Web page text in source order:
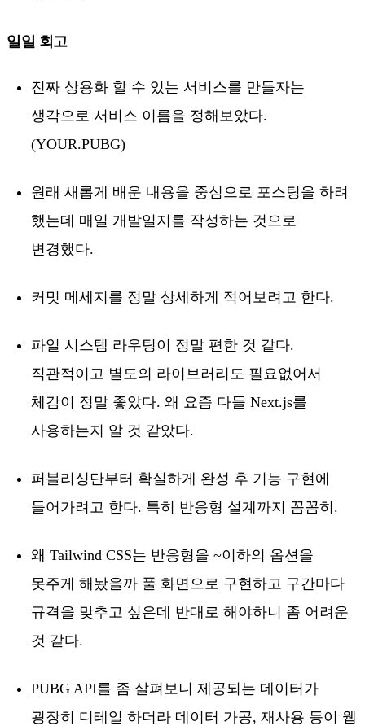
일일 회고
진짜 상용화 할 수 있는 서비스를 만들자는
생각으로 서비스 이름을 정해보았다.
(YOUR.PUBG)
원래 새롭게 배운 내용을 중심으로 포스팅을 하려
했는데 매일 개발일지를 작성하는 것으로
변경했다.
커밋 메세지를 정말 상세하게 적어보려고 한다.
파일 시스템 라우팅이 정말 편한 것 같다.
직관적이고 별도의 라이브러리도 필요없어서
체감이 정말 좋았다. 왜 요즘 다들 Next.js를
사용하는지 알 것 같았다.
퍼블리싱단부터 확실하게 완성 후 기능 구현에
들어가려고 한다. 특히 반응형 설계까지 꼼꼼히.
왜 Tailwind CSS는 반응형을 ~이하의 옵션을
못주게 해놨을까 풀 화면으로 구현하고 구간마다
규격을 맞추고 싶은데 반대로 해야하니 좀 어려운
것 같다.
PUBG API를 좀 살펴보니 제공되는 데이터가
굉장히 디테일 하더라 데이터 가공, 재사용 등이 웹